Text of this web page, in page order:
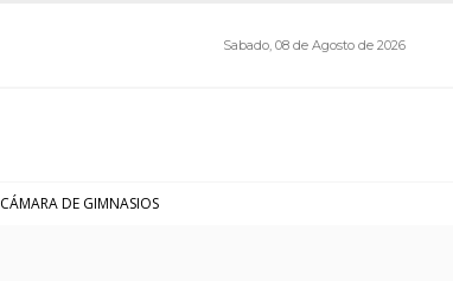
Sabado, 08 de Agosto de 2026
CÁMARA DE GIMNASIOS